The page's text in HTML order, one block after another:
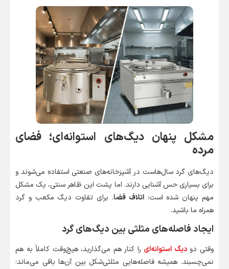
مشکل پنهان دیگ‌های استوانه‌ای؛ فضای
مرده
دیگ‌های گرد سال‌هاست در آشپزخانه‌های صنعتی استفاده می‌شوند و
برای بسیاری حس آشنایی دارند. اما پشت این ظاهر سنتی، یک مشکل
مهم پنهان شده است:اتلاف فضا. برای تفاوت دیگ مکعب و گرد
همراه ما باشید.
ایجاد فاصله‌های مثلثی بین دیگ‌های گرد
وقتی دودیگ استوانه‌ای را کنار هم می‌گذارید، هیچ‌وقت کاملاً به هم
نمی‌چسبند. همیشه فاصله‌هایی مثلثی‌شکل بین آن‌ها باقی می‌ماند؛